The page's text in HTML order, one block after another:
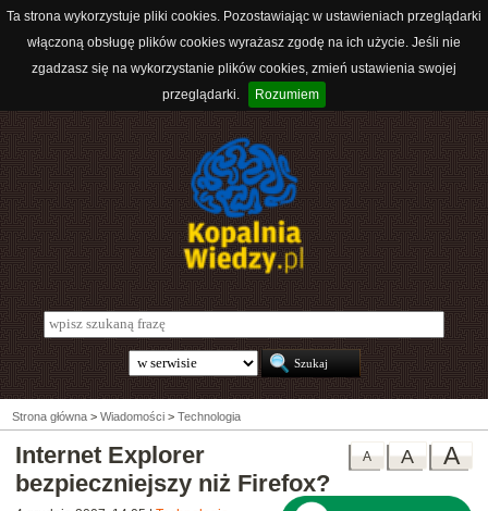
Ta strona wykorzystuje pliki cookies. Pozostawiając w ustawieniach przeglądarki
włączoną obsługę plików cookies wyrażasz zgodę na ich użycie. Jeśli nie
zgadzasz się na wykorzystanie plików cookies, zmień ustawienia swojej
przeglądarki.
Rozumiem
Strona główna > Wiadomości > Technologia
A
A
A
Internet Explorer
bezpieczniejszy niż Firefox?